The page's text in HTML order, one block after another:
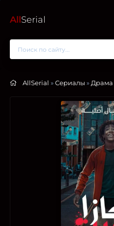
AllSerial
AllSerial »Сериалы » Драма